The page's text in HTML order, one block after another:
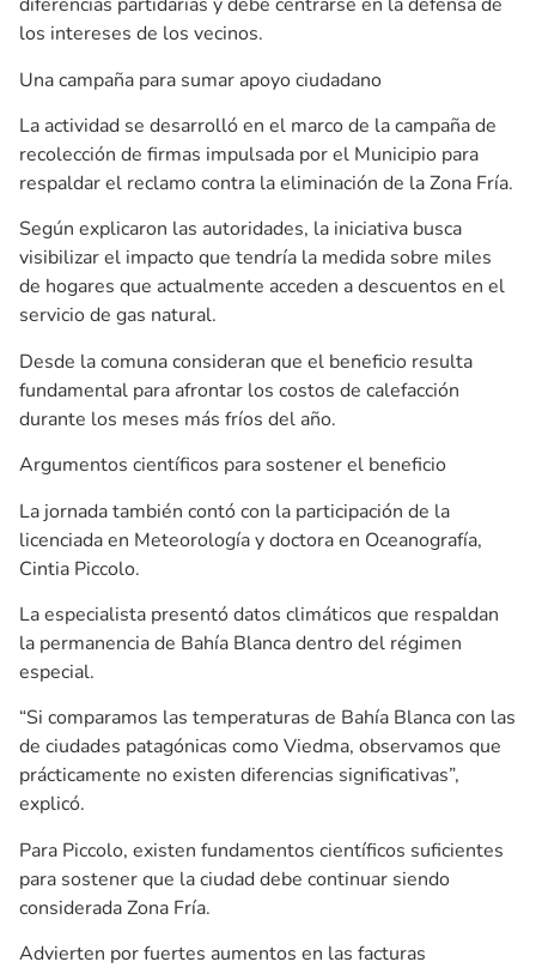
los intereses de los vecinos.
Una campaña para sumar apoyo ciudadano
La actividad se desarrolló en el marco de la campaña de
recolección de firmas impulsada por el Municipio para
respaldar el reclamo contra la eliminación de la Zona Fría.
Según explicaron las autoridades, la iniciativa busca
visibilizar el impacto que tendría la medida sobre miles
de hogares que actualmente acceden a descuentos en el
servicio de gas natural.
Desde la comuna consideran que el beneficio resulta
fundamental para afrontar los costos de calefacción
durante los meses más fríos del año.
Argumentos científicos para sostener el beneficio
La jornada también contó con la participación de la
licenciada en Meteorología y doctora en Oceanografía,
Cintia Piccolo.
La especialista presentó datos climáticos que respaldan
la permanencia de Bahía Blanca dentro del régimen
especial.
“Si comparamos las temperaturas de Bahía Blanca con las
de ciudades patagónicas como Viedma, observamos que
prácticamente no existen diferencias significativas”,
explicó.
Para Piccolo, existen fundamentos científicos suficientes
para sostener que la ciudad debe continuar siendo
considerada Zona Fría.
Advierten por fuertes aumentos en las facturas